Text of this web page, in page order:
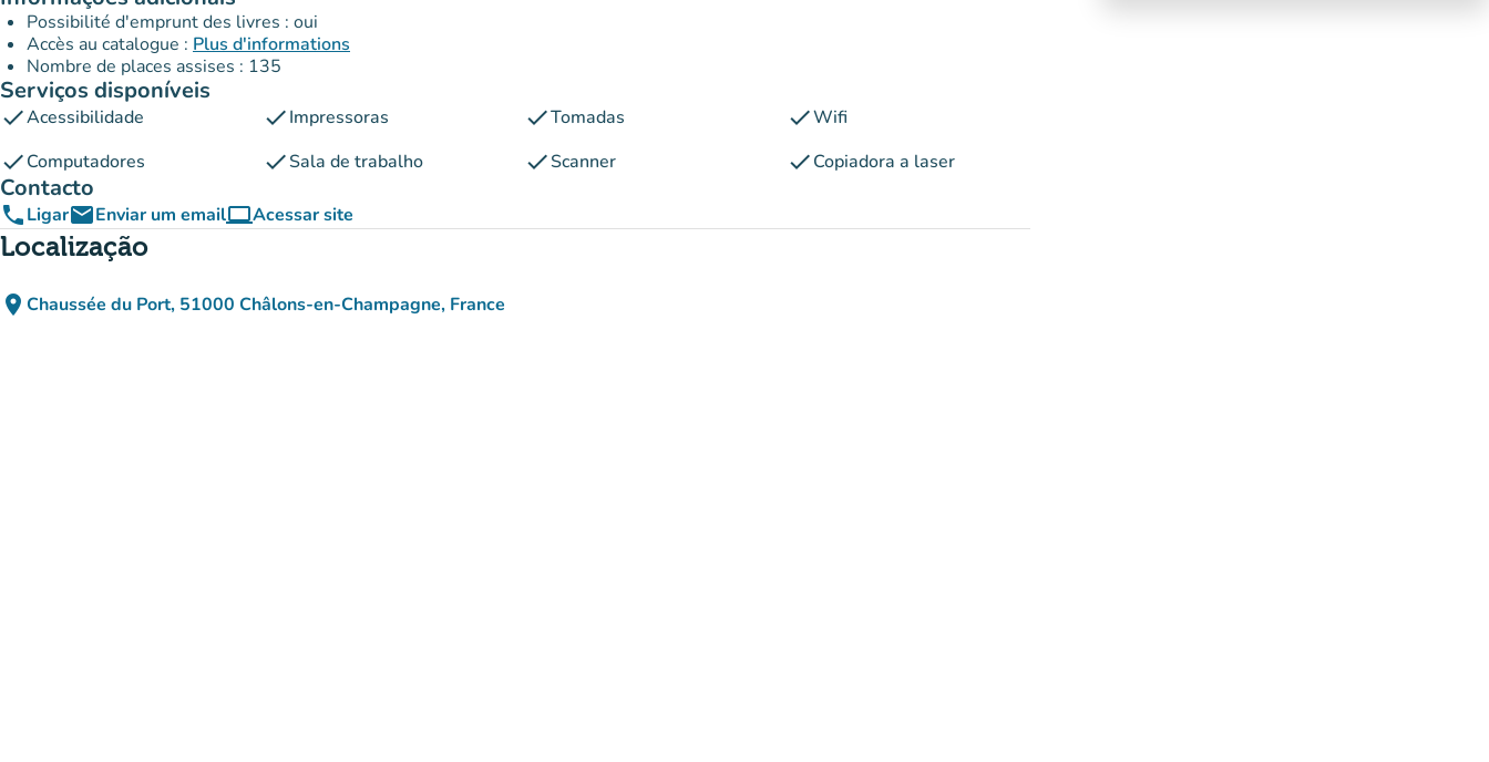
Possibilité d'emprunt des livres : oui
Accès au catalogue : Plus d'informations
Nombre de places assises : 135
Serviços disponíveis
checkAcessibilidade checkImpressoras checkTomadas checkWifi
checkComputadores checkSala de trabalho checkScanner checkCopiadora a laser
Contacto
phoneLigaremailEnviar um emailcomputerAcessar site
(novo separador)
Localização
place Chaussée du Port, 51000 Châlons-en-Champagne, France
(abrir no Google Maps)
(novo separador)